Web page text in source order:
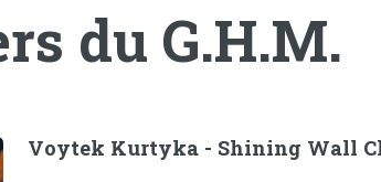
du G.H.M.
Voytek Kurtyka - Shining Wall